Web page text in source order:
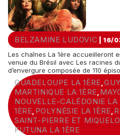
BELZAMINE LUDOVIC | 16/
Les chaînes La 1ère accueilleront
venue du Brésil avec Les racines
d’envergure composée de 110
GUADELOUPE LA 1ÈRE ,
MARTINIQUE LA 1ÈRE
NOUVELLE-CALÉDONIE LA
1ÈRE POLYNÉSIE LA 1ÈRE
SAINT-PIERRE ET
FUTUNA LA 1ÈRE